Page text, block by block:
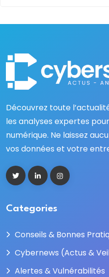
Découvrez toute
les analyses expertes
numérique. Ne laissez
vos données et votre
Categories
Conseils & Bonnes
Cybernews (Actus &
Alertes & Vulnérabilités